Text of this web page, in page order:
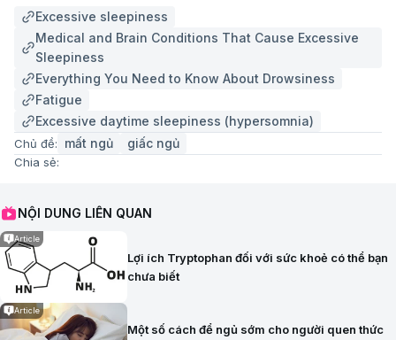
Excessive sleepiness
Medical and Brain Conditions That Cause Excessive
Sleepiness
Everything You Need to Know About Drowsiness
Fatigue
Excessive daytime sleepiness (hypersomnia)
Chủ đề: mất ngủ giấc ngủ
Chia sẻ:
NỘI DUNG LIÊN QUAN
Article
Lợi ích Tryptophan đối với sức khoẻ có thể bạn
chưa biết
Article
Một số cách để ngủ sớm cho người quen thức